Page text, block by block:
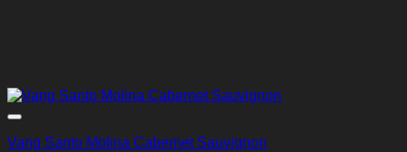
Vang Santo Molina Cabernet Sauvignon